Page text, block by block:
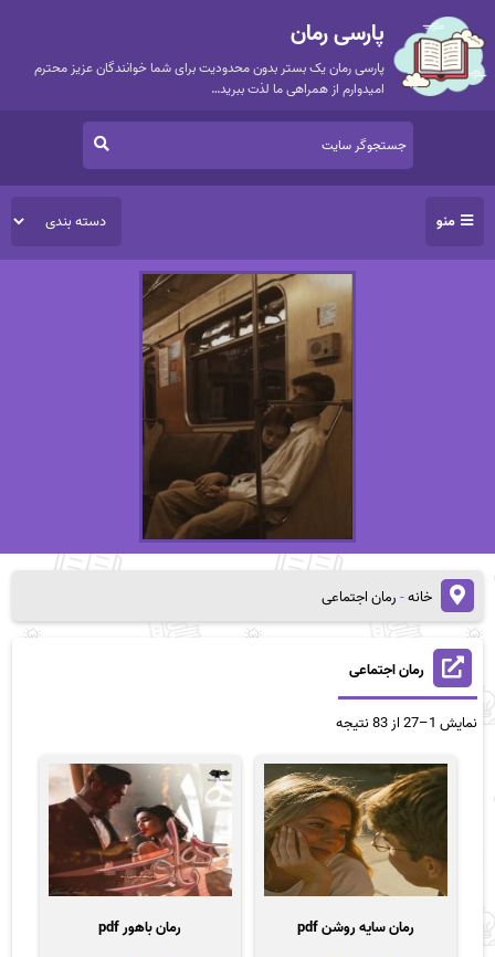
پارسی رمان
پارسی رمان یک بستر بدون محدودیت برای شما خوانندگان عزیز محترم
امیدوارم از همراهی ما لذت ببرید…
منو
خانه-رمان اجتماعی
رمان اجتماعی
نمایش 1–27 از 83 نتیجه
مرتب‌سازی
اساس
قیمت:
زیاد
به
کم
رمان سایه روشن pdf
رمان باهور pdf